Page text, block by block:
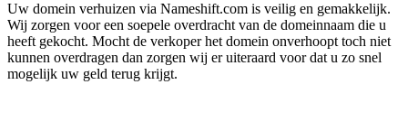
Uw domein verhuizen via Nameshift.com is veilig en gemakkelijk.
Wij zorgen voor een soepele overdracht van de domeinnaam die u
heeft gekocht. Mocht de verkoper het domein onverhoopt toch niet
kunnen overdragen dan zorgen wij er uiteraard voor dat u zo snel
mogelijk uw geld terug krijgt.